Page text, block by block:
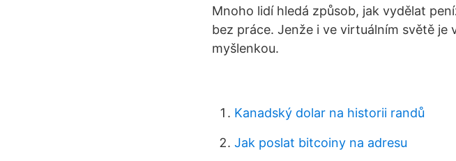
Mnoho lidí hledá způsob, jak vydělat
bez práce. Jenže i ve virtuálním světě
myšlenkou.
Kanadský dolar na historii randů
Jak poslat bitcoiny na adresu